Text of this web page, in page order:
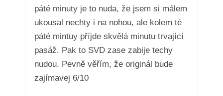
páté minuty je to nuda, že jsem si málem
ukousal nechty i na nohou, ale kolem té
páté mintuy příjde skvělá minutu trvající
pasáž. Pak to SVD zase zabije techy
nudou. Pevně věřím, že originál bude
zajímavej 6/10